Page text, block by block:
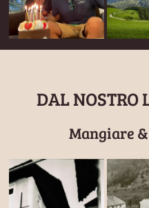
DAL NOSTRO
Mangiare